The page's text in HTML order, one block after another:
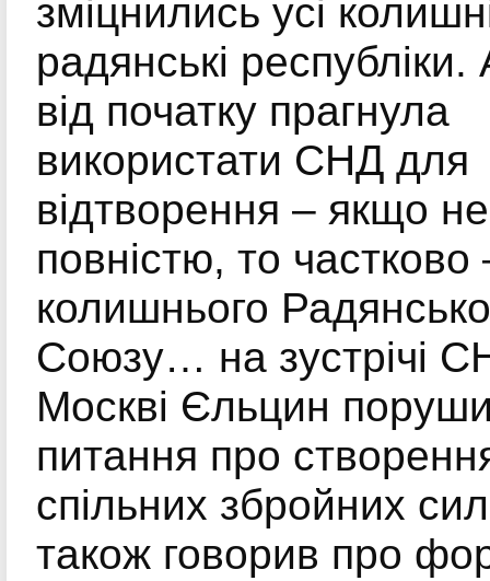
зміцнились усі
радянські республіки.
від початку прагнула
використати СНД для
відтворення – якщо не
повністю, то частково
колишнього
Союзу… на зустрічі
Москві Єльцин
питання про
спільних збройних
також говорив про